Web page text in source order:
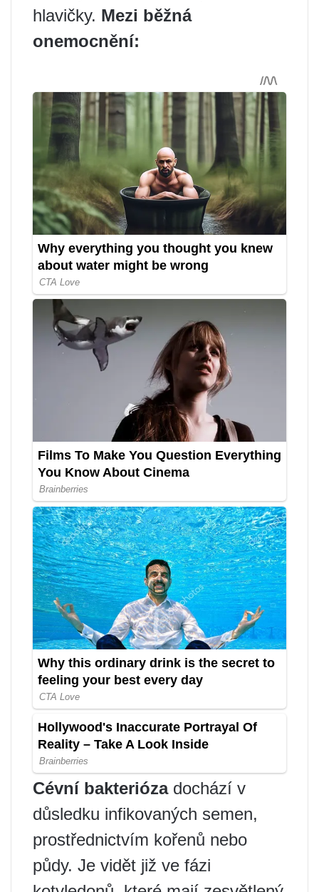
hlavičky. Mezi běžná
onemocnění:
Cévní bakteriózadochází v
důsledku infikovaných semen,
prostřednictvím kořenů nebo
půdy. Je vidět již ve fázi